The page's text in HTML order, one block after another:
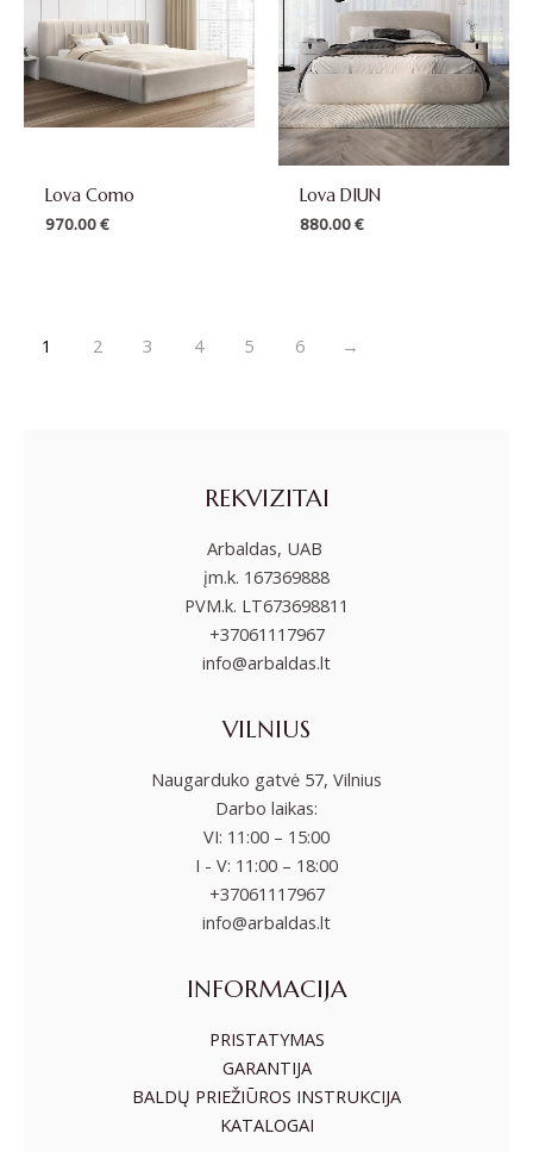
Lova Como
970.00€
Lova DIUN
880.00€
1 2 3 4 5 6 →
REKVIZITAI
Arbaldas, UAB
įm.k. 167369888
PVM.k. LT673698811
+37061117967
info@arbaldas.lt
VILNIUS
Naugarduko gatvė 57, Vilnius
Darbo laikas:
VI: 11:00 – 15:00
I - V: 11:00 – 18:00
+37061117967
info@arbaldas.lt
INFORMACIJA
PRISTATYMAS
GARANTIJA
BALDŲ PRIEŽIŪROS INSTRUKCIJA
KATALOGAI